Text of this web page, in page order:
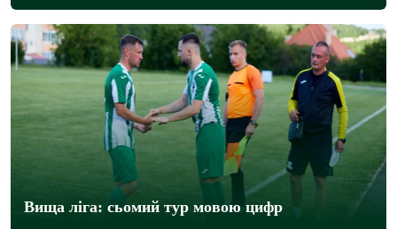
Вища ліга: сьомий тур мовою цифр